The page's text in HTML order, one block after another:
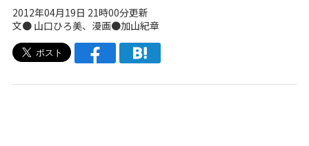
2012年04月19日 21時00分更新
文● 山口ひろ美、漫画●加山紀章